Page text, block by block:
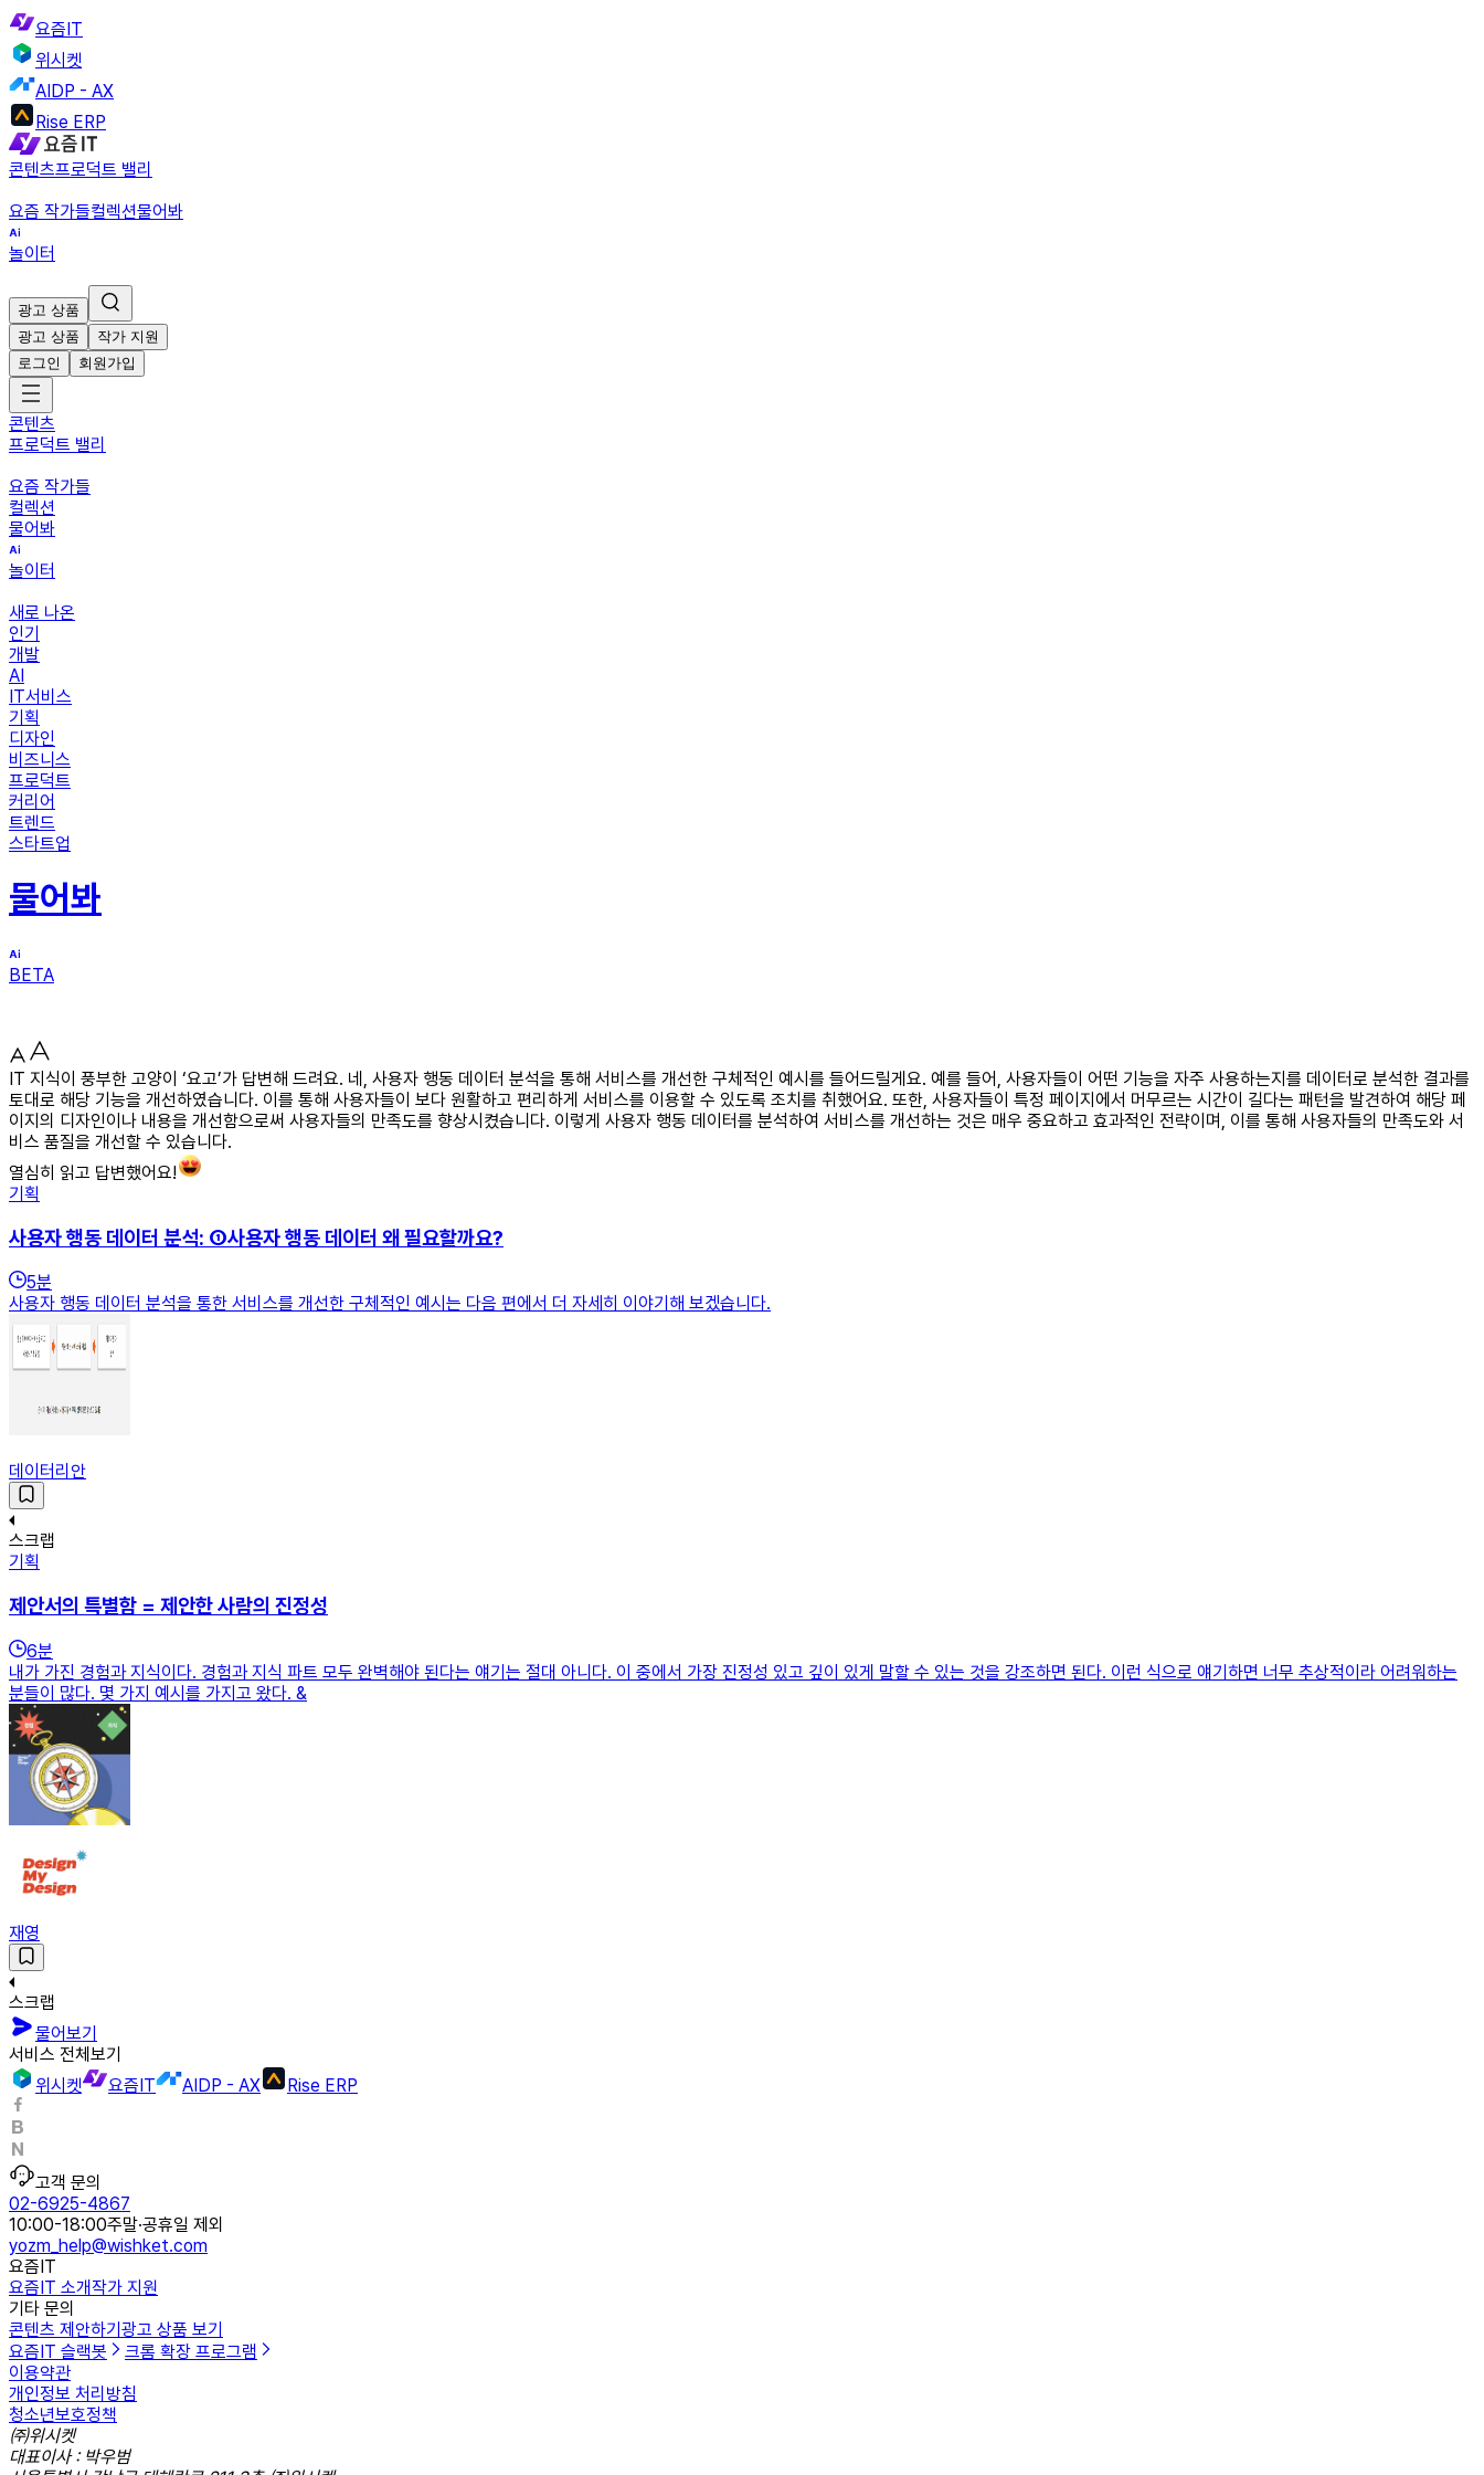
요즘IT
위시켓
AIDP - AX
Rise ERP
콘텐츠프로덕트 밸리
요즘 작가들컬렉션물어봐
놀이터
광고 상품
광고 상품
작가 지원
로그인
회원가입
콘텐츠
프로덕트 밸리
요즘 작가들
컬렉션
물어봐
놀이터
새로 나온
인기
개발
AI
IT서비스
기획
디자인
비즈니스
프로덕트
커리어
트렌드
스타트업
물어봐
BETA
IT 지식이 풍부한 고양이 ‘요고’가 답변해 드려요. 네, 사용자 행동 데이터 분석을 통해 서비스를 개선한 구체적인 예시를 들어드릴게요. 예를 들어, 사용자들이 어떤 기능을 자주 사용하는지를 데이터로 분석한 결과를
토대로 해당 기능을 개선하였습니다. 이를 통해 사용자들이 보다 원활하고 편리하게 서비스를 이용할 수 있도록 조치를 취했어요. 또한, 사용자들이 특정 페이지에서 머무르는 시간이 길다는 패턴을 발견하여 해당 페
이지의 디자인이나 내용을 개선함으로써 사용자들의 만족도를 향상시켰습니다. 이렇게 사용자 행동 데이터를 분석하여 서비스를 개선하는 것은 매우 중요하고 효과적인 전략이며, 이를 통해 사용자들의 만족도와 서
비스 품질을 개선할 수 있습니다.
열심히 읽고 답변했어요!
기획
사용자 행동 데이터 분석: ①사용자 행동 데이터 왜 필요할까요?
5분
사용자 행동 데이터 분석을 통한 서비스를 개선한 구체적인 예시는 다음 편에서 더 자세히 이야기해 보겠습니다.
데이터리안
스크랩
기획
제안서의 특별함 = 제안한 사람의 진정성
6분
내가 가진 경험과 지식이다. 경험과 지식 파트 모두 완벽해야 된다는 얘기는 절대 아니다. 이 중에서 가장 진정성 있고 깊이 있게 말할 수 있는 것을 강조하면 된다. 이런 식으로 얘기하면 너무 추상적이라 어려워하는
분들이 많다. 몇 가지 예시를 가지고 왔다. &
재영
스크랩
물어보기
서비스 전체보기
위시켓
요즘IT AIDP - AX Rise ERP
고객 문의
02-6925-4867
10:00-18:00주말·공휴일 제외
yozm_help@wishket.com
요즘IT
요즘IT 소개작가 지원
기타 문의
콘텐츠 제안하기광고 상품 보기
요즘IT 슬랙봇
크롬 확장 프로그램
이용약관
개인정보 처리방침
청소년보호정책
㈜위시켓
대표이사 : 박우범